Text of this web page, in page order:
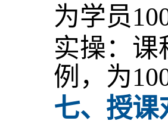
为学员
实操：课
例，为
七、 授课